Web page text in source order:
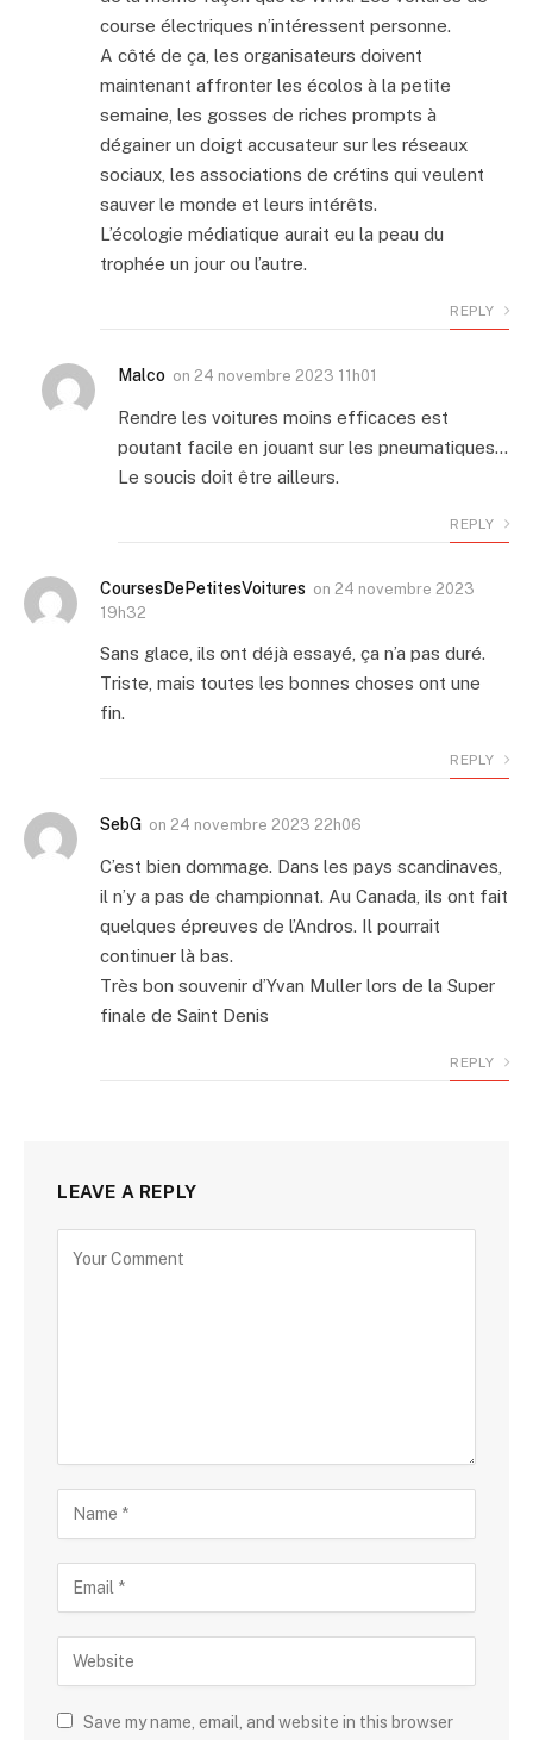
course électriques n’intéressent personne.
A côté de ça, les organisateurs doivent
maintenant affronter les écolos à la petite
semaine, les gosses de riches prompts à
dégainer un doigt accusateur sur les réseaux
sociaux, les associations de crétins qui veulent
sauver le monde et leurs intérêts.
L’écologie médiatique aurait eu la peau du
trophée un jour ou l’autre.
REPLY
Malco on 24 novembre 2023 11h01
Rendre les voitures moins efficaces est
poutant facile en jouant sur les pneumatiques…
Le soucis doit être ailleurs.
REPLY
CoursesDePetitesVoitures on 24 novembre 2023
19h32
Sans glace, ils ont déjà essayé, ça n’a pas duré.
Triste, mais toutes les bonnes choses ont une
fin.
REPLY
SebG on 24 novembre 2023 22h06
C’est bien dommage. Dans les pays scandinaves,
il n’y a pas de championnat. Au Canada, ils ont fait
quelques épreuves de l’Andros. Il pourrait
continuer là bas.
Très bon souvenir d’Yvan Muller lors de la Super
finale de Saint Denis
REPLY
LEAVE A REPLY
Save my name, email, and website in this browser